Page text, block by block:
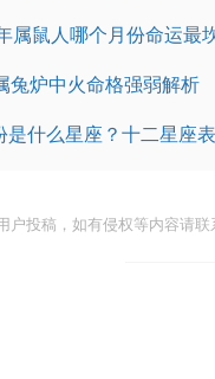
属鼠人哪个月份命运最
兔炉中火命格强弱解析
是什么星座？十二星座表
户投稿，如有侵权等内容请联